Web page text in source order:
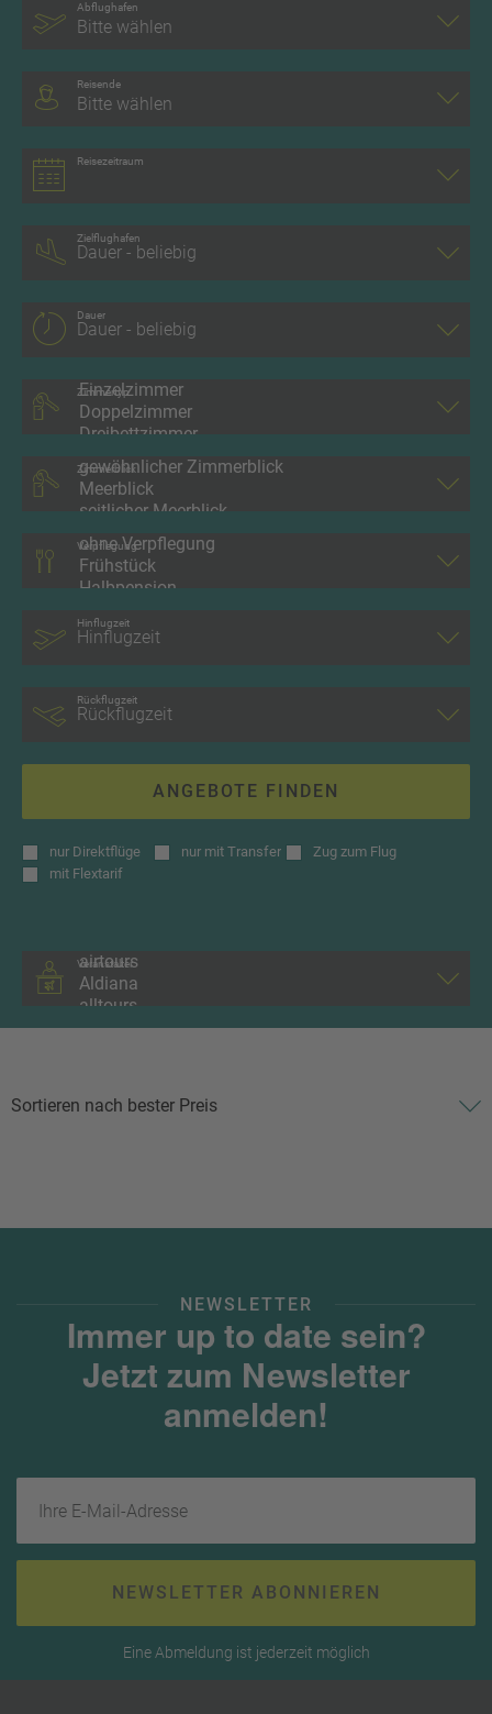
Abflughafen
Bitte wählen
Reisende
Bitte wählen
Reisezeitraum
Zielflughafen
Dauer
Zimmertyp
Zimmerblick
ANGEBOTE FINDEN
nur Direktflüge nur mit Transfer
Zug zum Flug
mit Flextarif
Verpflegung
Hinflugzeit
Rückflugzeit
Veranstalter
NEWSLETTER
Immer up to date sein?
Jetzt zum Newsletter
anmelden!
NEWSLETTER ABONNIEREN
Eine Abmeldung ist jederzeit möglich